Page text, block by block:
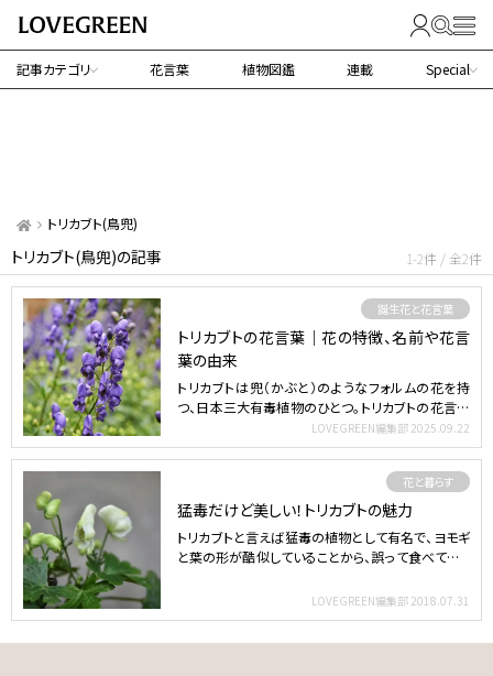
記事カテゴリ 花言葉 植物図鑑 連載 Special
トリカブト(鳥兜)
トリカブト(鳥兜)の記事 1-2件 / 全2件
誕生花と花言葉
トリカブトの花言葉｜花の特徴、名前や花言
葉の由来
トリカブトは兜（かぶと）のようなフォルムの花を持
つ、日本三大有毒植物のひとつ。トリカブトの花言葉
LOVEGREEN編集部 2025.09.22
花と暮らす
猛毒だけど美しい！トリカブトの魅力
トリカブトと言えば猛毒の植物として有名で、ヨモギ
と葉の形が酷似していることから、誤って食べてしま
LOVEGREEN編集部 2018.07.31